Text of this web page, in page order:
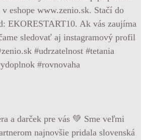
a darček pre vás 💚 Sme veľmi
najnovšie pridala slovenská